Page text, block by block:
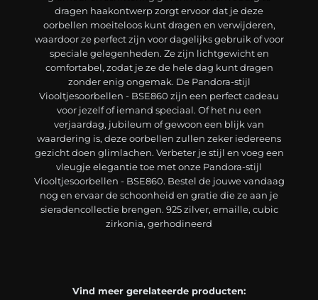
dragen haakontwerp zorgt ervoor dat je deze
oorbellen moeiteloos kunt dragen en verwijderen,
waardoor ze perfect zijn voor dagelijks gebruik of voor
speciale gelegenheden. Ze zijn lichtgewicht en
comfortabel, zodat je ze de hele dag kunt dragen
zonder enig ongemak. De Pandora-stijl
Viooltjesoorbellen - BSE860 zijn een perfect cadeau
voor jezelf of iemand speciaal. Of het nu een
verjaardag, jubileum of gewoon een blijk van
waardering is, deze oorbellen zullen zeker iedereens
gezicht doen glimlachen. Verbeter je stijl en voeg een
vleugje elegantie toe met onze Pandora-stijl
Viooltjesoorbellen - BSE860. Bestel de jouwe vandaag
nog en ervaar de schoonheid en gratie die ze aan je
sieradencollectie brengen. 925 zilver, emaille, cubic
zirkonia, gerhodineerd
Vind meer gerelateerde producten: